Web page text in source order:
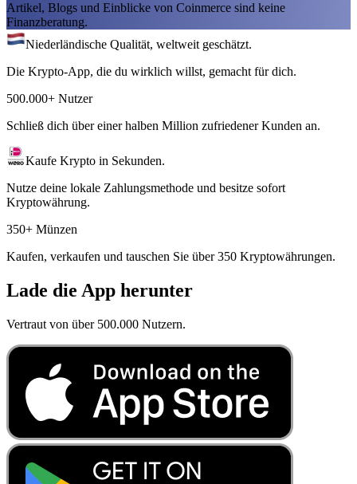
Artikel, Blogs und Einblicke von Coinmerce sind keine
Finanzberatung.
Niederländische Qualität, weltweit geschätzt.
Die Krypto-App, die du wirklich willst, gemacht für dich.
500.000+ Nutzer
Schließ dich über einer halben Million zufriedener Kunden an.
Kaufe Krypto in Sekunden.
Nutze deine lokale Zahlungsmethode und besitze sofort
Kryptowährung.
350+ Münzen
Kaufen, verkaufen und tauschen Sie über 350 Kryptowährungen.
Lade die App herunter
Vertraut von über 500.000 Nutzern.